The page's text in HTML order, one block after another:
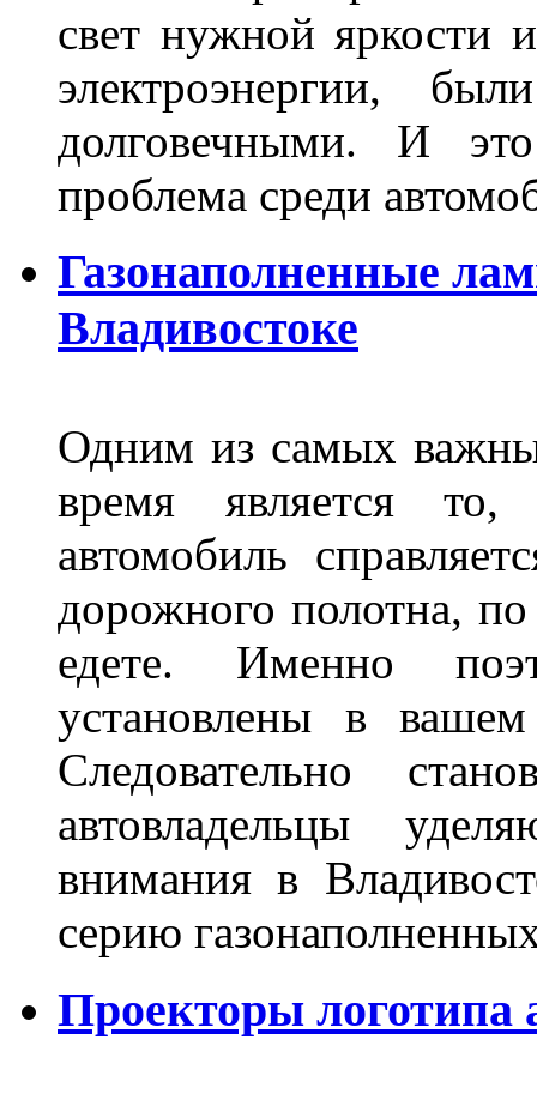
свет нужной яркости
электроэнергии,
долговечными. И
проблема среди
Газонаполненные
Владивостоке
Одним из самых
время является то,
автомобиль
дорожного полотна,
едете. Именно
установлены в
Следовательно
автовладельцы
внимания в
серию
Проекторы логотипа